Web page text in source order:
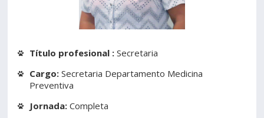
Estudiantes
Académicos
Funcionarios
Título profesional : Secretaria
Cargo:Secretaria Departamento Medicina
Preventiva
Jornada: Completa